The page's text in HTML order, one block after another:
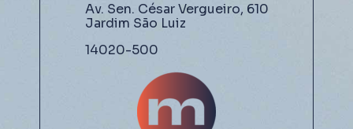
Av. Sen. César Vergueiro, 610
Jardim São Luiz
14020-500